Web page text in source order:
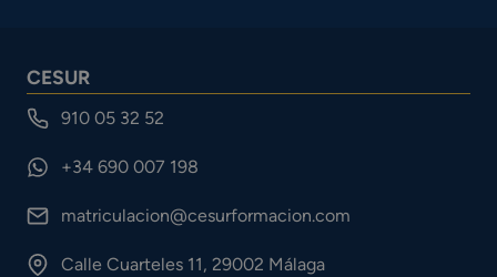
CESUR
910 05 32 52
+34 690 007 198
matriculacion@cesurformacion.com
Calle Cuarteles 11, 29002 Málaga